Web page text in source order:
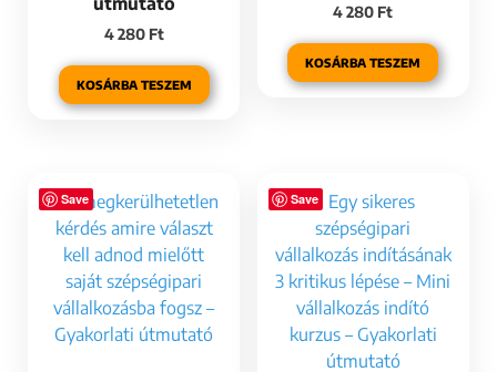
4 280 Ft
KOSÁRBA TESZEM
4 280 Ft
KOSÁRBA TESZEM
Save Save